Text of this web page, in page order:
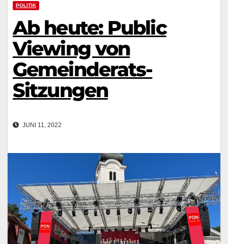
POLITIK
Ab heute: Public
Viewing von
Gemeinderats-
Sitzungen
JUNI 11, 2022